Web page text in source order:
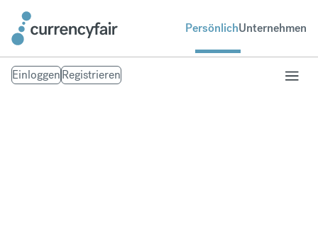
PersönlichUnternehmen
EinloggenRegistrieren